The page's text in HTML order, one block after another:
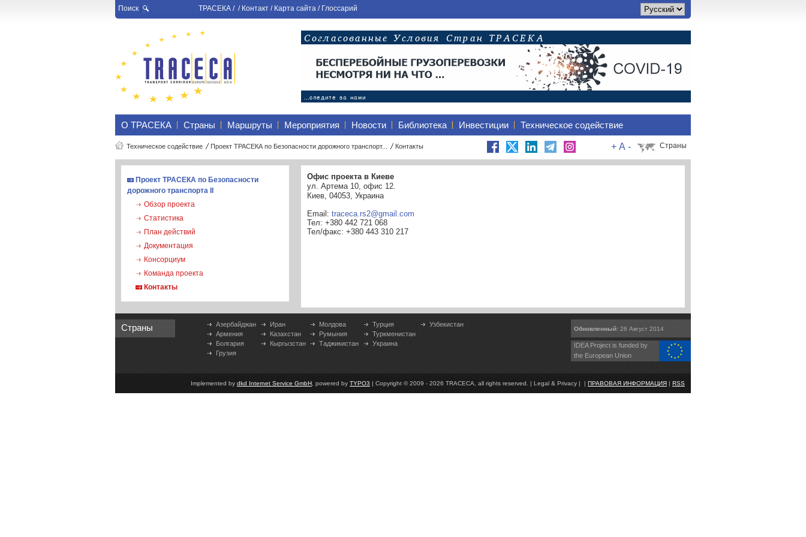
Поиск ТРАСЕКА/ /Контакт/Карта сайта/Глоссарий
О ТРАСЕКА Страны Маршруты Мероприятия Новости Библиотека Инвестиции Техническое содействие
Техническое содействие Проект ТРАСЕКА по Безопасности дорожного транспорт... Контакты Страны
+ A -
Проект ТРАСЕКА по Безопасности
дорожного транспорта II
Обзор проекта
Статистика
План действий
Документация
Консорциум
Команда проекта
Контакты
Офис проекта в Киеве
ул. Артема 10, офис 12.
Киев, 04053, Украина
Email: traceca.rs2@gmail.com
Тел: +380 442 721 068
Тел/факс: +380 443 310 217
Страны
Азербайджан
Армения
Болгария
Грузия
Иран
Казахстан
Кыргызстан
Молдова
Румыния
Таджикистан
Турция
Туркменистан
Украина
Узбекистан
Обновленный: 26 Август 2014
IDEA Project is funded by
the European Union
Implemented by dkd Internet Service GmbH , powered by TYPO3 | Copyright © 2009 - 2026 TRACECA, all rights reserved. | Legal & Privacy | | ПРАВОВАЯ ИНФОРМАЦИЯ | RSS